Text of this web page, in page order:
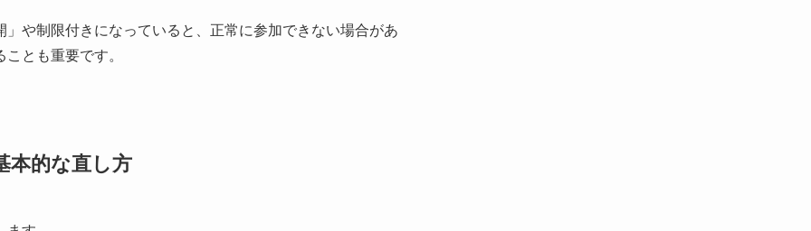
や制限付きになっていると、正常に参加できない場合があ
とも重要です。
本的な直し方